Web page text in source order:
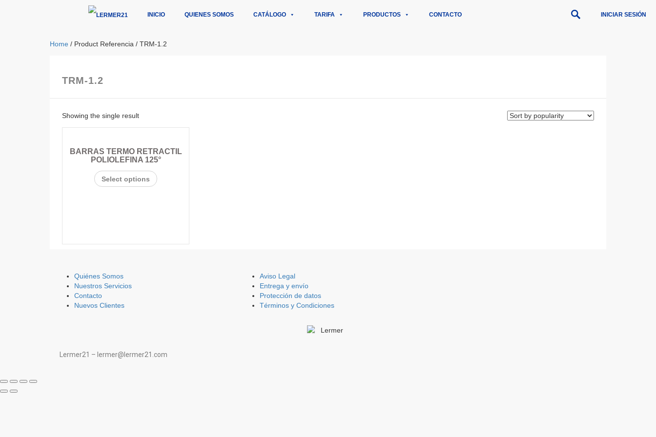
INICIO QUIENES SOMOS CATÁLOGO TARIFA PRODUCTOS CONTACTO INICIAR SESIÓN
Home / Product Referencia / TRM-1.2
TRM-1.2
Showing the single result
BARRAS TERMO RETRACTIL
POLIOLEFINA 125°
Select options
Quiénes Somos
Nuestros Servicios
Contacto
Nuevos Clientes
Aviso Legal
Entrega y envío
Protección de datos
Términos y Condiciones
Lermer21 – lermer@lermer21.com